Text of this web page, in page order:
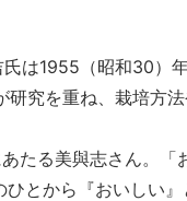
氏は1955（昭和30）
究を重ね、栽培方
る美與志さん。
とから『おいしい